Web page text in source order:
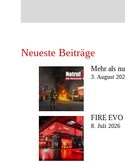
Neueste Beiträge
Mehr als
3. August
FIRE EVO
8. Juli 2026